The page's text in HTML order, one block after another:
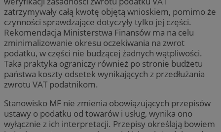
zatrzymywały całą kwotę objętą wnioskiem, pomimo że
czynności sprawdzające dotyczyły tylko jej części.
Rekomendacja Ministerstwa Finansów ma na celu
zminimalizowanie okresu oczekiwania na zwrot
podatku, w części nie budzącej żadnych wątpliwości.
Taka praktyka ograniczy również po stronie budżetu
państwa koszty odsetek wynikających z przedłużania
zwrotu VAT podatnikom.
Stanowisko MF nie zmienia obowiązujących przepisów
ustawy o podatku od towarów i usług, wynika ono
wyłącznie z ich interpretacji. Przepisy określają bowiem